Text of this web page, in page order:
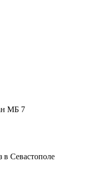
МБ 7
в Севастополе